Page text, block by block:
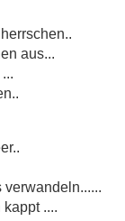
aus...
....